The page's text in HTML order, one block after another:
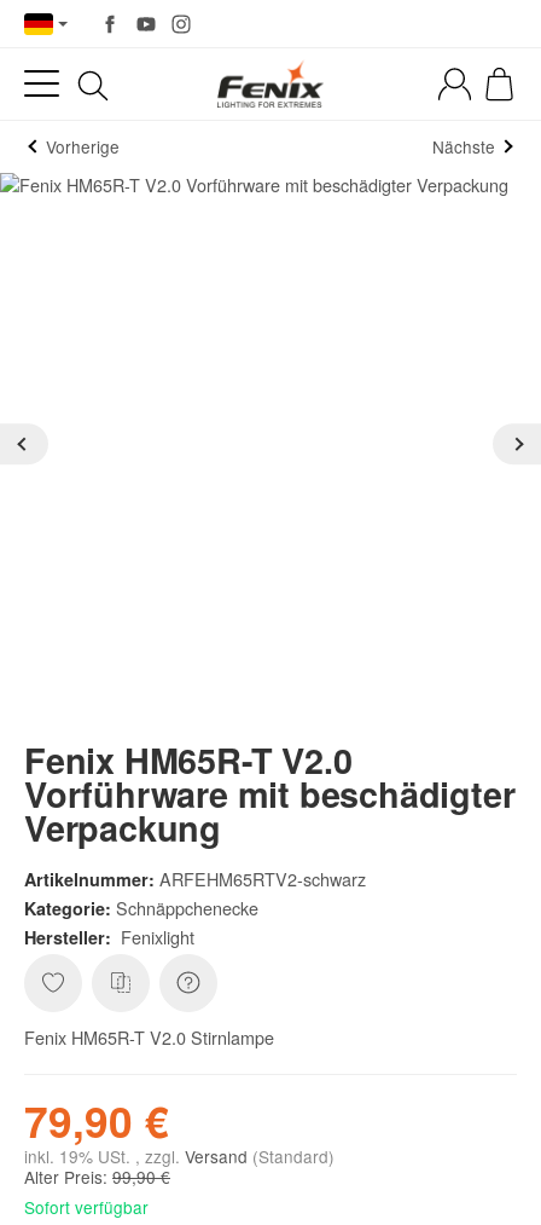
Vorherige Nächste
Fenix HM65R-T V2.0
Vorführware mit beschädigter
Verpackung
Artikelnummer: ARFEHM65RTV2-schwarz
Kategorie: Schnäppchenecke
Hersteller: Fenixlight
Fenix HM65R-T V2.0 Stirnlampe
79,90 €
inkl. 19% USt. , zzgl. Versand (Standard)
Alter Preis: 99,90 €
Sofort verfügbar